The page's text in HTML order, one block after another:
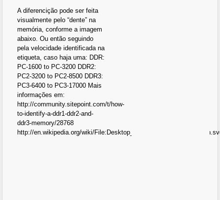
A diferencição pode ser feita
visualmente pelo “dente” na
memória, conforme a imagem
abaixo. Ou então seguindo
pela velocidade identificada na
etiqueta, caso haja uma: DDR:
PC-1600 to PC-3200 DDR2:
PC2-3200 to PC2-8500 DDR3:
PC3-6400 to PC3-17000 Mais
informações em:
http://community.sitepoint.com/t/how-
to-identify-a-ddr1-ddr2-and-
ddr3-memory/28768
http://en.wikipedia.org/wiki/